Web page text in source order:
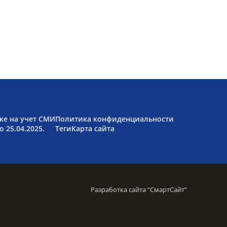
на учет СМИ
25.04.2025.
Политика конфиденциальности
ТегиКарта сайта
Разработка сайта “СмартСайт”